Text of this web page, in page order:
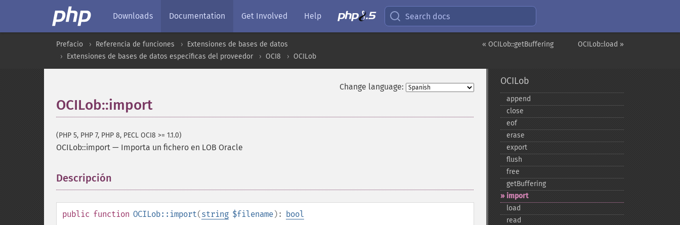
Downloads Documentation Get Involved Help Search docs
OCILob::load »
« OCILob::getBuffering
Prefacio Referencia de funciones
Extensiones de bases de datos
Extensiones de bases de datos específicas del proveedor
OCI8 OCILob
Change language:
OCILob::import
(PHP 5, PHP 7, PHP 8, PECL OCI8 >= 1.1.0)
OCILob::import — Importa un fichero en LOB Oracle
Descripción
public function OCILob::import(string $filename): bool
OCILob
append
close
eof
erase
export
flush
free
getBuffering
import
load
read